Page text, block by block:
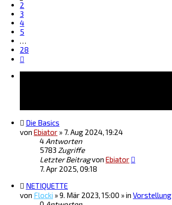
2
3
4
5
…
28
Die Basics
von Ebiator » 7. Aug 2024, 19:24
4 Antworten
5783 Zugriffe
Letzter Beitragvon Ebiator
7. Apr 2025, 09:18
NETIQUETTE
von Flocki »9. Mär 2023, 15:00 » in Vorstellung